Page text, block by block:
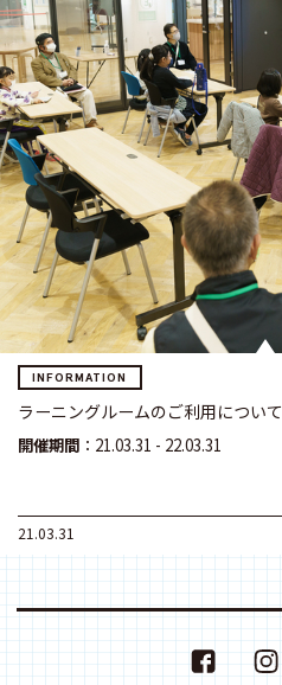
INFORMATION
ラーニングルームのご利用について
開催期間 ：21.03.31 - 22.03.31
21.03.31